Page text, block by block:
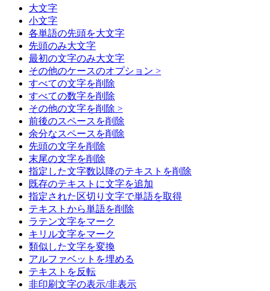
大文字
小文字
各単語の先頭を大文字
先頭のみ大文字
最初の文字のみ大文字
その他のケースのオプション >
すべての文字を削除
すべての数字を削除
その他の文字を削除 >
前後のスペースを削除
余分なスペースを削除
先頭の文字を削除
末尾の文字を削除
指定した文字数以降のテキストを削除
既存のテキストに文字を追加
指定された区切り文字で単語を取得
テキストから単語を削除
ラテン文字をマーク
キリル文字をマーク
類似した文字を変換
アルファベットを埋める
テキストを反転
非印刷文字の表示/非表示